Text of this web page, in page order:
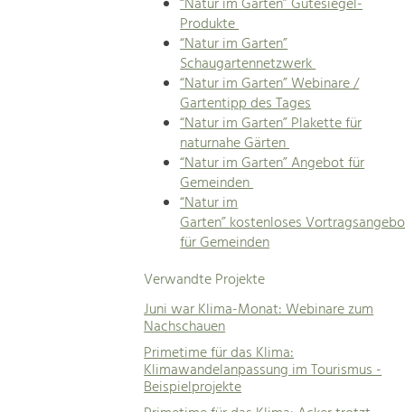
Produkte
“Natur im Garten”
Schaugartennetzwerk
“Natur im Garten” Webinare /
Gartentipp des Tages
“Natur im Garten” Plakette für
naturnahe Gärten
“Natur im Garten” Angebot für
Gemeinden
“Natur im
Garten” kostenloses
für Gemeinden
Verwandte Projekte
Juni war Klima-Monat: Webinare zum
Nachschauen
Primetime für das Klima:
Klimawandelanpassung im Tourismus -
Beispielprojekte